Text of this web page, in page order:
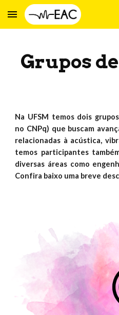
Skip to main content
Grupos
Na UFSM temos dois
no CNPq) que buscam
relacionadas à acústica,
temos participantes
diversas áreas como
Confira baixo uma breve